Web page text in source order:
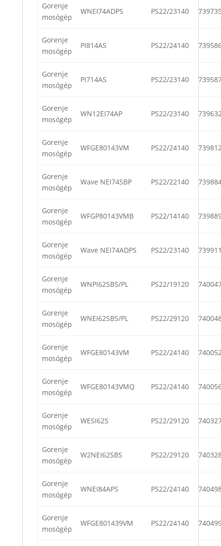
Gorenje
mosógép
WNEI74ADPS PS22/23140
Gorenje
mosógép
PI814AS PS22/24140
Gorenje
mosógép
PI714AS PS22/23140
Gorenje
mosógép
WN12EI74AP PS22/23140
Gorenje
mosógép
WFGE80143VM PS22/24140
Gorenje
mosógép
Wave NEI74SBP PS22/22140
Gorenje
mosógép
WFGP80143VMB PS22/14140
Gorenje
mosógép
Wave NEI74ADPS PS22/23140
Gorenje
mosógép
WNPI62SBS/PL PS22/19120
Gorenje
mosógép
WNEI62SBS/PL PS22/29120
Gorenje
mosógép
WFGE80143VM PS22/24140
Gorenje
mosógép
WFGE80143VMQ PS22/24140
Gorenje
mosógép
WESI62S PS22/29120
Gorenje
mosógép
W2NEI62SBS PS22/29120
Gorenje
mosógép
WNEI84APS PS22/24140
Gorenje
mosógép
WFGE801439VM PS22/24140